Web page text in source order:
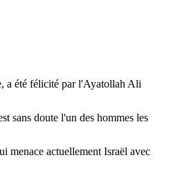
a été félicité par l'Ayatollah Ali
sans doute l'un des hommes les
menace actuellement Israël avec